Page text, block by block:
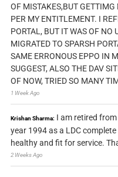
OF MISTAKES,BUT GETTIMG
PER MY ENTITLEMENT. I
PORTAL, BUT IT WAS OF NO
MIGRATED TO SPARSH
SAME ERRONOUS EPPO IN
SUGGEST, ALSO THE DAV
OF NOW, TRIED SO MANY
1 Week Ago
Krishan Sharma: I am retired
year 1994 as a LDC
healthy and fit for service.
2 Weeks Ago